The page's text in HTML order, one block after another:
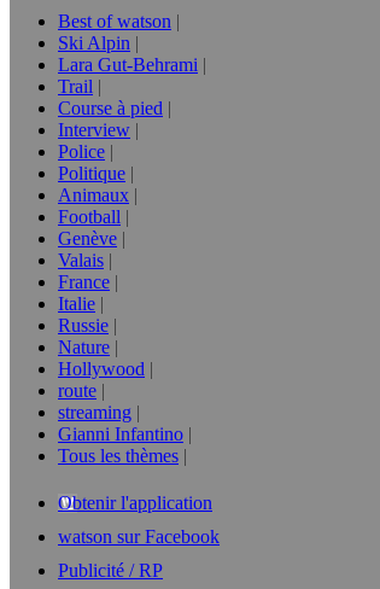
Best of watson
Ski Alpin
Lara Gut-Behrami
Trail
Course à pied
Interview
Police
Politique
Animaux
Football
Genève
Valais
France
Italie
Russie
Nature
Hollywood
route
streaming
Gianni Infantino
Tous les thèmes
Obtenir l'application
watson sur Facebook
Publicité / RP